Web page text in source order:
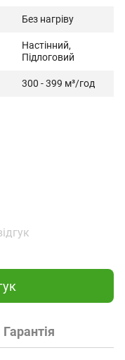
Без нагріву
Настінний,
Підлоговий
300 - 399 м³/год
Гарантія